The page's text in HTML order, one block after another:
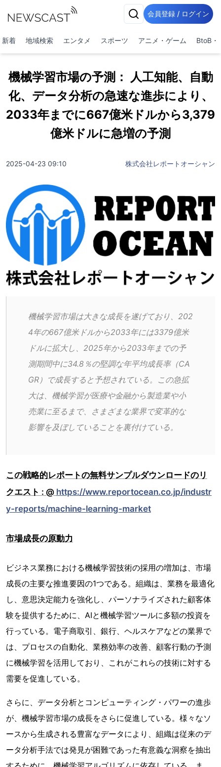
会員登録 / ログイン
新着 地域検索 エンタメ スポーツ アニメ・ゲーム BtoB・
機械学習市場の予測： 人工知能、自動
化、データ分析の急速な進歩により、
2033年までに667億米ドルから3,379
億米ドルに急増の予測
2025-04-23 09:10 株式会社レポートオーシャン
機械学習市場は大きな成長を遂げており、202
4年の667億米ドルから2033年には3379億米
ドルに拡大し、2025年から2033年までの予
測期間中に34.8％の堅調な年平均成長率（CA
GR）で成長すると予想されている。この急拡
大は、機械学習が医療や金融から製造業や小
売業に至るまで、さまざまな業界で変革的な
影響を及ぼしていることを裏付けている。
この戦略的レポートの無料サンプルダウンロードのリ
クエスト : @ https://www.reportocean.co.jp/industr
y-reports/machine-learning-market
市場成長の原動力
ビジネス業務における機械学習技術の採用の増加は、市場
成長の主要な推進要因の1つである。組織は、業務を最適化
し、意思決定能力を強化し、パーソナライズされた顧客体
験を提供するために、AIと機械学習ツールに多額の投資を
行っている。電子商取引、銀行、ヘルスケアなどの業界で
は、プロセスの自動化、業務効率の改善、顧客行動の予測
に機械学習を活用しており、これがこれらの技術に対する
需要を促進している。
さらに、データ分析とコンピューティング・パワーの進歩
が、機械学習市場の成長をさらに促進している。様々なソ
ースから生成される豊富なデータにより、組織は従来のデ
ータ分析手法では発見が困難であった有意義な洞察を抽出